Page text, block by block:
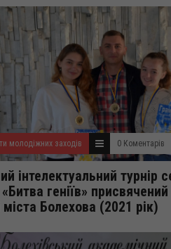
молодіжних заходів 0 Коментарів
інтелектуальний турнір
геніїв»
міста Болехова (2021 рік)